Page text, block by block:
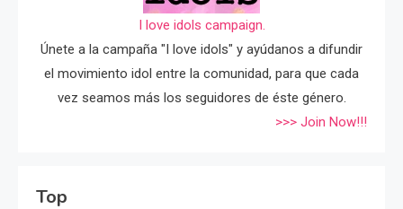
I love idols campaign.
Únete a la campaña "I love idols" y ayúdanos a difundir
el movimiento idol entre la comunidad, para que cada
vez seamos más los seguidores de éste género.
>>> Join Now!!!
Top